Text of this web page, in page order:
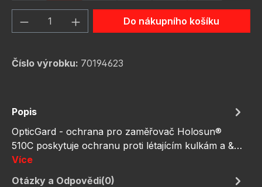
Množství produktu: Zadejte
Do nákupního košíku
Číslo výrobku: 70194623
Popis
OpticGard - ochrana pro zaměřovač Holosun®
510C poskytuje ochranu proti létajícím kulkám a &…
Více
Otázky a Odpovědi(0)